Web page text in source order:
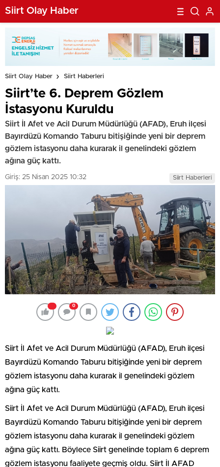
Siirt Olay Haber
Siirt Olay Haber Siirt Haberleri
Siirt’te 6. Deprem Gözlem
İstasyonu Kuruldu
Siirt İl Afet ve Acil Durum Müdürlüğü (AFAD), Eruh ilçesi
Bayırdüzü Komando Taburu bitişiğinde yeni bir deprem
gözlem istasyonu daha kurarak il genelindeki gözlem
ağına güç kattı.
Giriş: 25 Nisan 2025 10:32 Siirt Haberleri
0
Siirt İl Afet ve Acil Durum Müdürlüğü (AFAD), Eruh ilçesi
Bayırdüzü Komando Taburu bitişiğinde yeni bir deprem
gözlem istasyonu daha kurarak il genelindeki gözlem
ağına güç kattı.
Siirt İl Afet ve Acil Durum Müdürlüğü (AFAD), Eruh ilçesi
Bayırdüzü Komando Taburu bitişiğinde yeni bir deprem
gözlem istasyonu daha kurarak il genelindeki gözlem
ağına güç kattı. Böylece Siirt genelinde toplam 6 deprem
gözlem istasyonu faaliyete geçmiş oldu. Siirt İl AFAD